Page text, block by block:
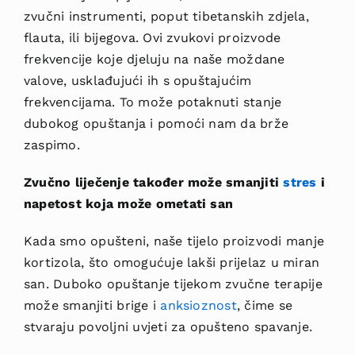
zvučni instrumenti, poput tibetanskih zdjela,
flauta, ili bijegova. Ovi zvukovi proizvode
frekvencije koje djeluju na naše moždane
valove, usklađujući ih s opuštajućim
frekvencijama. To može potaknuti stanje
dubokog opuštanja i pomoći nam da brže
zaspimo.
Zvučno liječenje također može smanjitistres i
napetost koja može ometati san
Kada smo opušteni, naše tijelo proizvodi manje
kortizola, što omogućuje lakši prijelaz u miran
san. Duboko opuštanje tijekom zvučne terapije
može smanjiti brige i anksioznost, čime se
stvaraju povoljni uvjeti za opušteno spavanje.